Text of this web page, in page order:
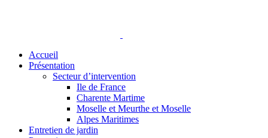
Accueil
Présentation
Secteur d’intervention
Ile de France
Charente Martime
Moselle et Meurthe et Moselle
Alpes Maritimes
Entretien de jardin